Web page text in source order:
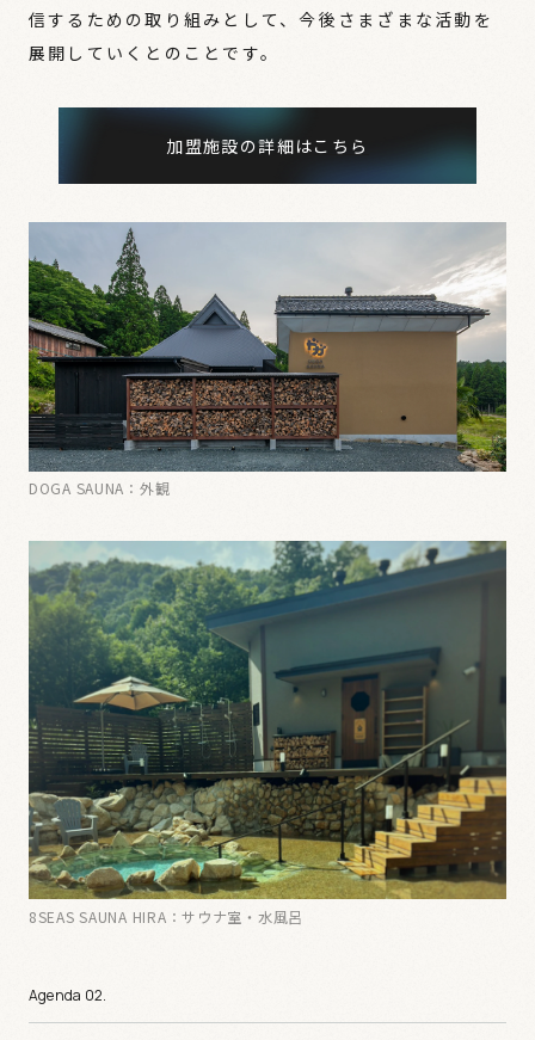
信するための取り組みとして、今後さまざまな活動を
展開していくとのことです。
加盟施設の詳細はこちら
DOGA SAUNA：外観
8SEAS SAUNA HIRA：サウナ室・水風呂